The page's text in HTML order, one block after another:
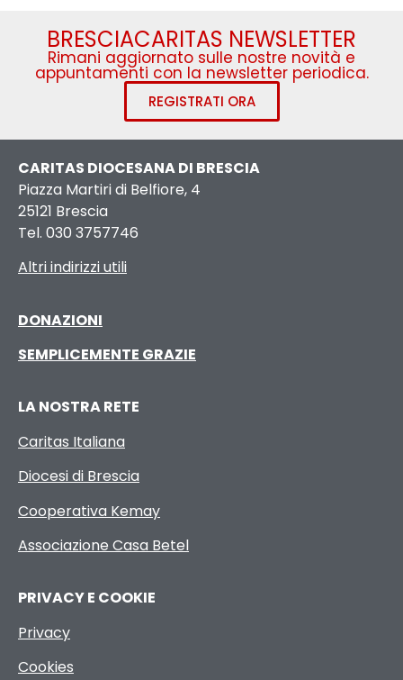
BRESCIACARITAS NEWSLETTER
Rimani aggiornato sulle nostre novità e
appuntamenti con la newsletter periodica.
REGISTRATI ORA
CARITAS DIOCESANA DI BRESCIA
Piazza Martiri di Belfiore, 4
25121 Brescia
Tel. 030 3757746
Altri indirizzi utili
DONAZIONI
SEMPLICEMENTE GRAZIE
LA NOSTRA RETE
Caritas Italiana
Diocesi di Brescia
Cooperativa Kemay
Associazione Casa Betel
PRIVACY E COOKIE
Privacy
Cookies